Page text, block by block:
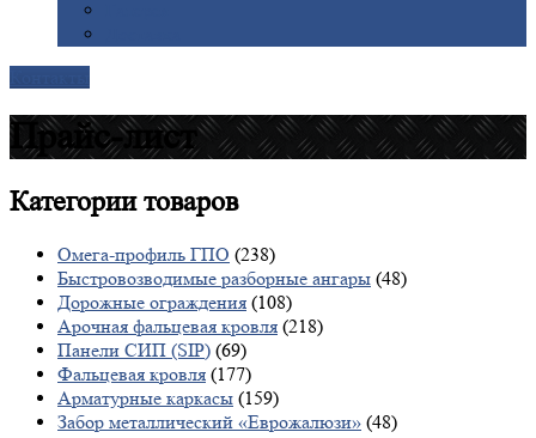
Прайс-лист
Категориитоваров
Омега-профиль ГПО (238)
Быстровозводимые разборные ангары (48)
Дорожные ограждения (108)
Арочная фальцевая кровля (218)
Панели СИП (SIP) (69)
Фальцевая кровля (177)
Арматурные каркасы (159)
Забор металлический «Еврожалюзи» (48)